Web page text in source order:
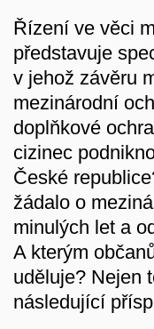
Řízení ve věci
představuje
v jehož závěru
mezinárodní
doplňkové
cizinec
České
žádalo o
minulých let a
A kterým
uděluje? Nejen
následující